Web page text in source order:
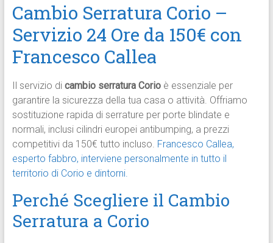
Cambio Serratura Corio –
Servizio 24 Ore da 150€ con
Francesco Callea
Il servizio di cambio serratura Corioè essenziale per
garantire la sicurezza della tua casa o attività. Offriamo
sostituzione rapida di serrature per porte blindate e
normali, inclusi cilindri europei antibumping, a prezzi
competitivi da 150€ tutto incluso. Francesco Callea,
esperto fabbro, interviene personalmente in tutto il
territorio di Corio e dintorni.
Perché Scegliere il Cambio
Serratura a Corio